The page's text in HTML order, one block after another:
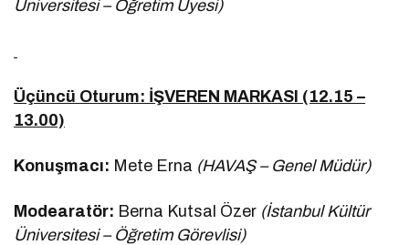
Üniversitesi – Öğretim Üyesi)
Üçüncü Oturum: İŞVEREN MARKASI (12.15 –
13.00)
Konuşmacı: Mete Erna (HAVAŞ – Genel Müdür)
Modearatör: Berna Kutsal Özer (İstanbul Kültür
Üniversitesi – Öğretim Görevlisi)